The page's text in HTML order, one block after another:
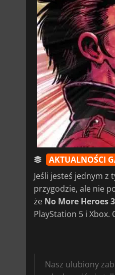
AKTUALNOŚCI
Jeśli jesteś jednym
przygodzie, ale nie
że No More Heroes 3
PlayStation 5 i
Nasz ulubiony